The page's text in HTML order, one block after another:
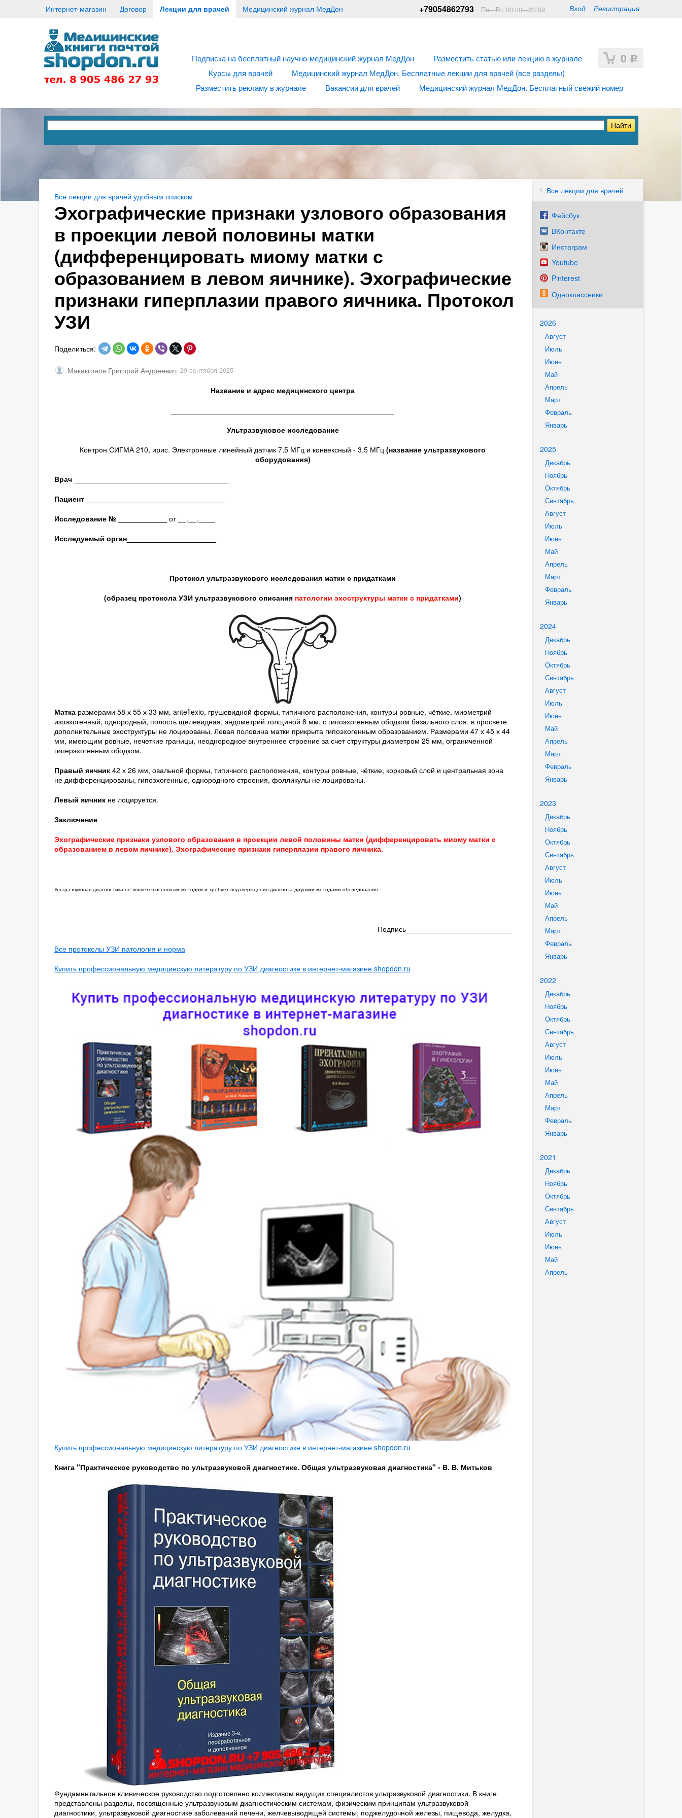
Интернет-магазин Договор Лекции для врачей Медицинский журнал МедДон Вход Регистрация
+79054862793 Пн—Вс 00:00—23:59
0 Р
Подписка на бесплатный научно-медицинский журнал МедДон
Разместить статью или лекцию в журнале
Курсы для врачей
Медицинский журнал МедДон. Бесплатные лекции для врачей (все разделы)
Разместить рекламу в журнале
Вакансии для врачей Медицинский журнал МедДон. Бесплатный свежий номер
Все лекции для врачей
Фейсбук
ВКонтакте
Инстаграм
Youtube
Pinterest
Одноклассники
2026
Август
Июль
Июнь
Май
Апрель
Март
Февраль
Январь
2025
Декабрь
Ноябрь
Октябрь
Сентябрь
Август
Июль
Июнь
Май
Апрель
Март
Февраль
Январь
2024
Декабрь
Ноябрь
Октябрь
Сентябрь
Август
Июль
Июнь
Май
Апрель
Март
Февраль
Январь
2023
Декабрь
Ноябрь
Октябрь
Сентябрь
Август
Июль
Июнь
Май
Апрель
Март
Февраль
Январь
2022
Декабрь
Ноябрь
Октябрь
Сентябрь
Август
Июль
Июнь
Май
Апрель
Март
Февраль
Январь
2021
Декабрь
Ноябрь
Октябрь
Сентябрь
Август
Июль
Июнь
Май
Апрель
Все лекции для врачей удобным списком
Эхографические признаки узлового образования
в проекции левой половины матки
(дифференцировать миому матки с
образованием в левом яичнике). Эхографические
признаки гиперплазии правого яичника. Протокол
УЗИ
Поделиться:
Макакгонов Григорий Андреевич 29 сентября 2025
Название и адрес медицинского центра
Ультразвуковое исследование
Контрон СИГМА 210, ирис. Электронные линейный датчик 7,5 МГц и конвексный - 3,5 МГц (название ультразвукового
оборудования)
Врач______________________________________
Пациент__________________________________
Исследование № ____________ от __.__.____
Исследуемый орган______________________
Протокол ультразвукового исследования матки с придатками
(образец протокола УЗИ ультразвукового описания патологии эхоструктуры матки с придатками)
Матка размерами 58 х 55 х 33 мм, anteflexio, грушевидной формы, типичного расположения, контуры ровные, чёткие, миометрий
изоэхогенный, однородный, полость щелевидная, эндометрий толщиной 8 мм. с гипоэхогенным ободком базального слоя, в просвете
дополнительные эхоструктуры не лоцированы. Левая половина матки прикрыта гипоэхогенным образованием. Размерами 47 х 45 х 44
мм, имеющим ровные, нечеткие границы, неоднородное внутреннее строение за счет структуры диаметром 25 мм, ограниченной
гиперэхогенным ободком.
Правый яичник 42 х 26 мм, овальной формы, типичного расположения, контуры ровные, чёткие, корковый слой и центральная зона
не дифференцированы, гипоэхогенные, однородного строения, фолликулы не лоцированы.
Левый яичник не лоцируется.
Заключение
Эхографические признаки узлового образования в проекции левой половины матки (дифференцировать миому матки с
образованием в левом яичнике). Эхографические признаки гиперплазии правого яичника.
Ультразвуковая диагностика не является основным методом и требует подтверждения диагноза другими методами обследования.
Подпись__________________________
Все протоколы УЗИ патология и норма
Купить профессиональную медицинскую литературу по УЗИ диагностике в интернет-магазине shopdon.ru
Купить профессиональную медицинскую литературу по УЗИ диагностике в интернет-магазине shopdon.ru
Книга "Практическое руководство по ультразвуковой диагностике. Общая ультразвуковая диагностика" - В. В. Митьков
Фундаментальное клиническое руководство подготовлено коллективом ведущих специалистов ультразвуковой диагностики. В книге
представлены разделы, посвященные ультразвуковым диагностическим системам, физическим принципам ультразвуковой
диагностики, ультразвуковой диагностике заболеваний печени, желчевыводящей системы, поджелудочной железы, пищевода, желудка,